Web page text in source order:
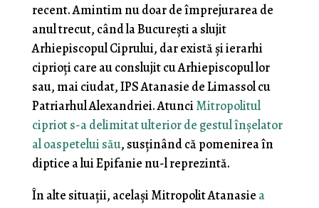
recent. Amintim nu doar de împrejurarea de
anul trecut, când la București a slujit
Arhiepiscopul Ciprului, dar există și ierarhi
ciprioți care au conslujit cu Arhiepiscopul lor
sau, mai ciudat, IPS Atanasie de Limassol cu
Patriarhul Alexandriei. Atunci Mitropolitul
cipriot s-a delimitat ulterior de gestul înșelator
al oaspetelui său, susținând că pomenirea în
diptice a lui Epifanie nu-l reprezintă.
În alte situații, același Mitropolit Atanasie a